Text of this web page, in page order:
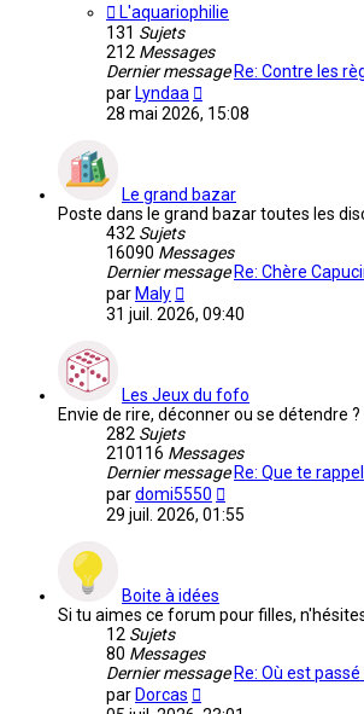
L'aquariophilie
131 Sujets
212 Messages
Dernier messageRe: Contre les
parLyndaa
le
dernier
28 mai 2026, 15:08
Le grand bazar
Poste dans le grand bazar toutes les
432 Sujets
16090 Messages
Dernier messageRe: Chère
parMaly
le
dernier
31 juil. 2026, 09:40
Les Jeux du fofo
Envie de rire, déconner ou se détendre
282 Sujets
210116 Messages
Dernier messageRe: Que te
pardomi5550
le
29 juil. 2026, 01:55
Boite à idées
Si tu aimes ce forum pour filles,
12 Sujets
80 Messages
Dernier messageRe: Où est
parDorcas
le